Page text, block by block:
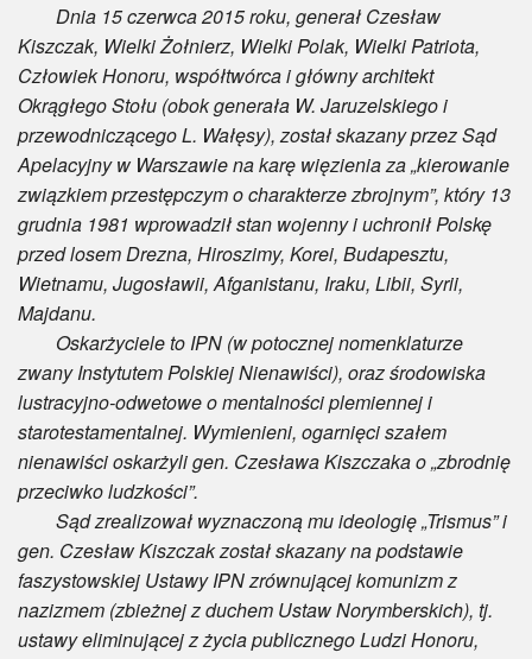
Dnia 15 czerwca 2015 roku, generał Czesław
Kiszczak, Wielki Żołnierz, Wielki Polak, Wielki Patriota,
Człowiek Honoru, współtwórca i główny architekt
Okrągłego Stołu (obok generała W. Jaruzelskiego i
przewodniczącego L. Wałęsy), został skazany przez Sąd
Apelacyjny w Warszawie na karę więzienia za „kierowanie
związkiem przestępczym o charakterze zbrojnym”, który 13
grudnia 1981 wprowadził stan wojenny i uchronił Polskę
przed losem Drezna, Hiroszimy, Korei, Budapesztu,
Wietnamu, Jugosławii, Afganistanu, Iraku, Libii, Syrii,
Majdanu.
Oskarżyciele to IPN (w potocznej nomenklaturze
zwany Instytutem Polskiej Nienawiści), oraz środowiska
lustracyjno-odwetowe o mentalności plemiennej i
starotestamentalnej. Wymienieni, ogarnięci szałem
nienawiści oskarżyli gen. Czesława Kiszczaka o „zbrodnię
przeciwko ludzkości”.
Sąd zrealizował wyznaczoną mu ideologię „Trismus” i
gen. Czesław Kiszczak został skazany na podstawie
faszystowskiej Ustawy IPN zrównującej komunizm z
nazizmem (zbieżnej z duchem Ustaw Norymberskich), tj.
ustawy eliminującej z życia publicznego Ludzi Honoru,